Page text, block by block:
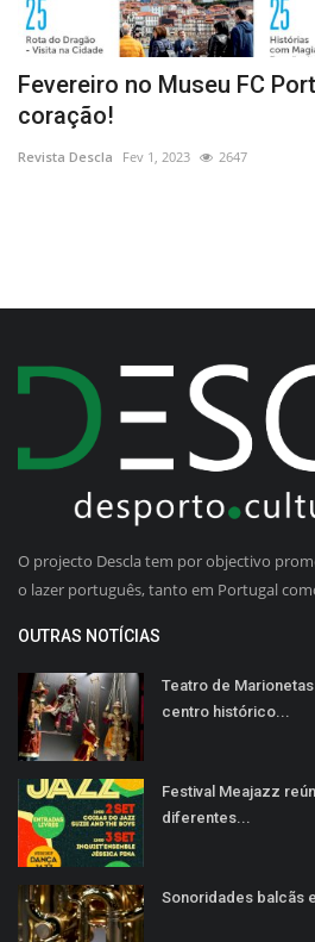
Fevereiro no Museu FC
coração!
Revista Descla Fev 1, 2023 2647
O projecto Descla tem por objectivo
o lazer português, tanto em Portugal
OUTRAS NOTÍCIAS
Teatro de
centro histórico...
Festival Meajazz
diferentes...
Sonoridades balcãs